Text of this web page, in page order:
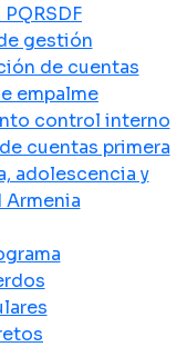
gestión
de cuentas
empalme
control interno
cuentas primera
adolescencia y